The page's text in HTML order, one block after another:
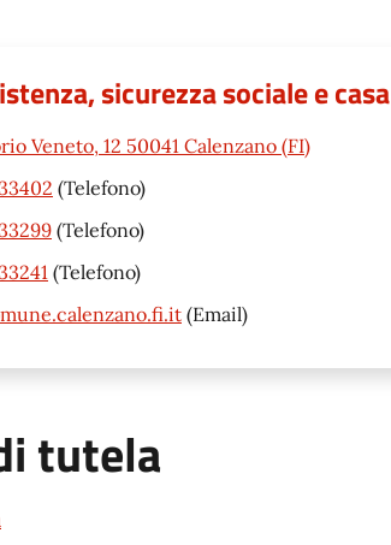
sicurezza sociale e casa
Veneto, 12 50041 Calenzano (FI)
(Telefono)
(Telefono)
(Telefono)
(Email)
tutela